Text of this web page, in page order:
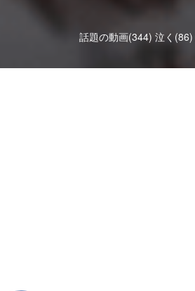
話題の動画(344) 泣く(86)